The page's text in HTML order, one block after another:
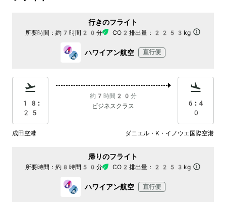
行きのフライト
所要時間： 約7時間20分 CO2排出量： 2253kg
ハワイアン航空 直行便
18:
25
約7時間20分
ビジネスクラス
6:4
0
成田空港 ダニエル・K・イノウエ国際空港
帰りのフライト
所要時間： 約8時間50分 CO2排出量： 2253kg
ハワイアン航空 直行便